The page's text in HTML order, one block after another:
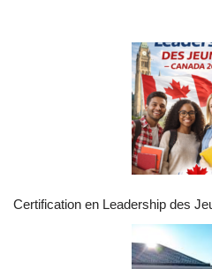
Certification en Leadership des